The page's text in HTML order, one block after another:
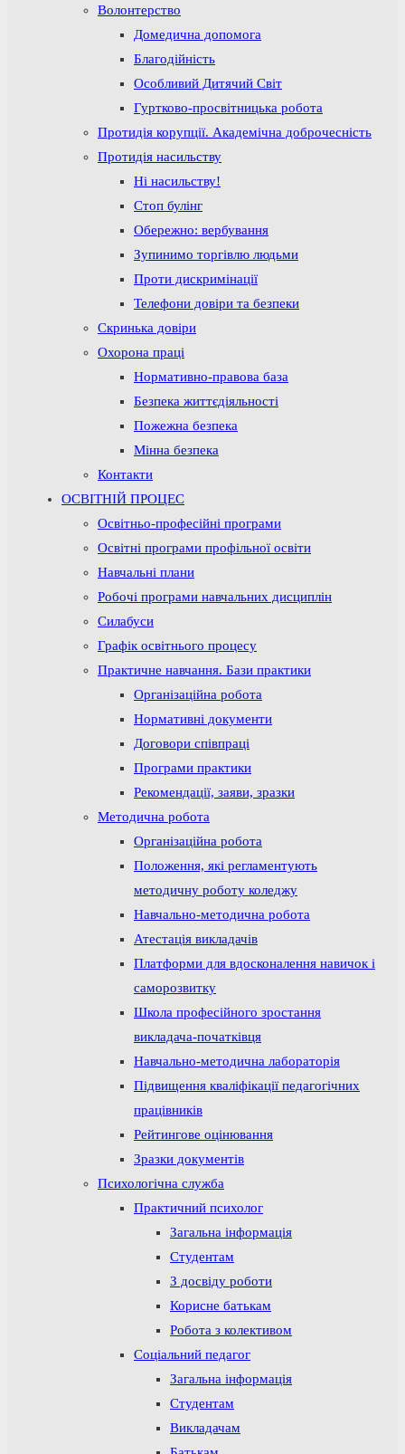
Волонтерство
Домедична допомога
Благодійність
Особливий Дитячий Світ
Гуртково-просвітницька робота
Протидія корупції. Академічна доброчесність
Протидія насильству
Ні насильству!
Стоп булінг
Обережно: вербування
Зупинимо торгівлю людьми
Проти дискримінації
Телефони довіри та безпеки
Скринька довіри
Охорона праці
Нормативно-правова база
Безпека життєдіяльності
Пожежна безпека
Мінна безпека
Контакти
ОСВІТНІЙ ПРОЦЕС
Освітньо-професійні програми
Освітні програми профільної освіти
Навчальні плани
Робочі програми навчальних дисциплін
Силабуси
Графік освітнього процесу
Практичне навчання. Бази практики
Організаційна робота
Нормативні документи
Договори співпраці
Програми практики
Рекомендації, заяви, зразки
Методична робота
Організаційна робота
Положення, які регламентують
методичну роботу коледжу
Навчально-методична робота
Атестація викладачів
Платформи для вдосконалення навичок і
саморозвитку
Школа професійного зростання
викладача-початківця
Навчально-методична лабораторія
Підвищення кваліфікації педагогічних
працівників
Рейтингове оцінювання
Зразки документів
Психологічна служба
Практичний психолог
Загальна інформація
Студентам
З досвіду роботи
Корисне батькам
Робота з колективом
Соціальний педагог
Загальна інформація
Студентам
Викладачам